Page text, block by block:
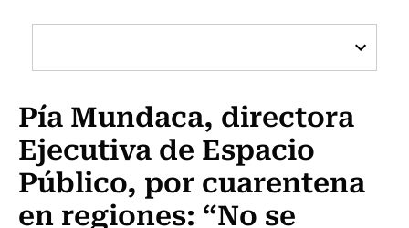
Cultura
Programas Radio y TV Usach
Pía Mundaca, directora
Ejecutiva de Espacio
Público, por cuarentena
en regiones: “No se